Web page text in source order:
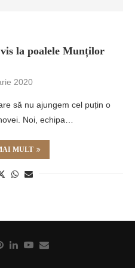
la poalele Munților
2020
să nu ajungem cel puțin o
Noi, echipa…
MULT